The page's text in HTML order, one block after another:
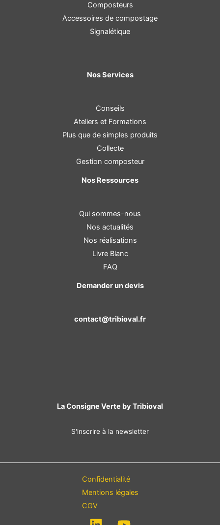
Composteurs
Accessoires de compostage
Signalétique
Nos Services
Conseils
Ateliers et Formations
Plus que de simples produits
Collecte
Gestion composteur
Nos Ressources
Qui sommes-nous
Nos actualités
Nos réalisations
Livre Blanc
FAQ
Demander un devis
contact@tribioval.fr
La Consigne Verte by Tribioval
S'inscrire à la newsletter
Confidentialité
Mentions légales
CGV